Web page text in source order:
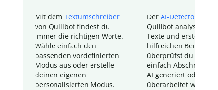
Mit dem Textumschreiber
von Quillbot findest du
immer die richtigen Worte.
Wähle einfach den
passenden vordefinierten
Modus aus oder erstelle
deinen eigenen
personalisierten Modus.
Der AI-Detector
Quillbot analysiert
Texte und erstellt
hilfreichen Bericht.
überprüfst du
einfach Abschnitte,
AI generiert oder
überarbeitet wurden.